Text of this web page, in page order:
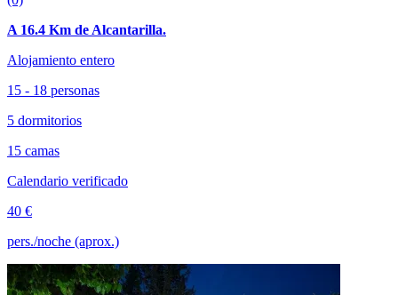
A 16.4 Km de Alcantarilla.
Alojamiento entero
15 - 18 personas
5 dormitorios
15 camas
Calendario verificado
40 €
pers./noche (aprox.)